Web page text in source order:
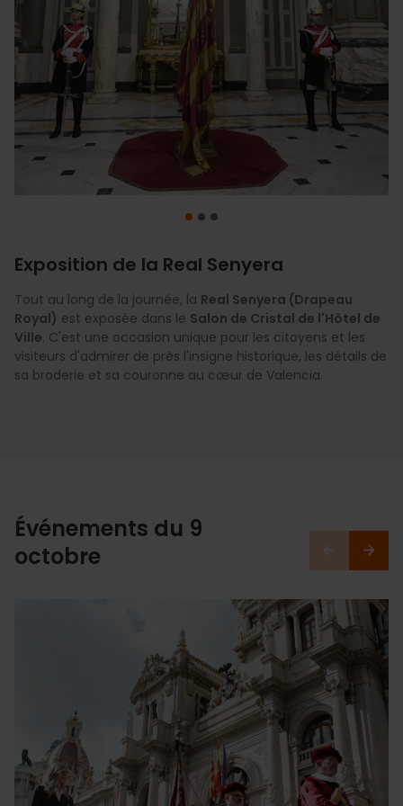
Exposition de la Real Senyera
Tout au long de la journée, la Real Senyera (Drapeau
Royal) est exposée dans le Salon de Cristal de l'Hôtel de
Ville. C'est une occasion unique pour les citoyens et les
visiteurs d'admirer de près l'insigne historique, les détails de
sa broderie et sa couronne au cœur de Valencia.
À 19h30, laPlace de la Mairie (Plaza del Ayuntamiento)
vibre au son des danses et musiques traditionnelles, ainsi
que d'une "Dansà Popular" qui réunit des centaines de
participants.
À minuit, le ciel de Valencia s'illumine avec le spectaculaire
Festival de Pyrotechniedans le lit dufleuve Turia.
Événements du 9
octobre